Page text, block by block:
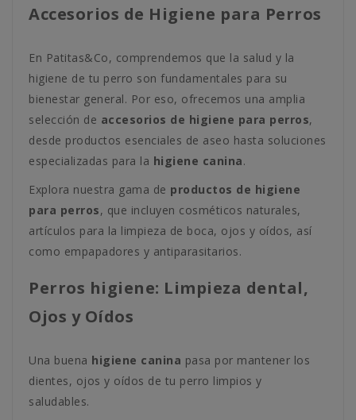
Accesorios de Higiene para Perros
En Patitas&Co, comprendemos que la salud y la
higiene de tu perro son fundamentales para su
bienestar general. Por eso, ofrecemos una amplia
selección de accesorios de higiene para perros,
desde productos esenciales de aseo hasta soluciones
especializadas para la higiene canina.
Explora nuestra gama de productos de higiene
para perros, que incluyen cosméticos naturales,
artículos para la limpieza de boca, ojos y oídos, así
como empapadores y antiparasitarios.
Perros higiene: Limpieza dental,
Ojos y Oídos
Una buena higiene canina pasa por mantener los
dientes, ojos y oídos de tu perro limpios y
saludables.